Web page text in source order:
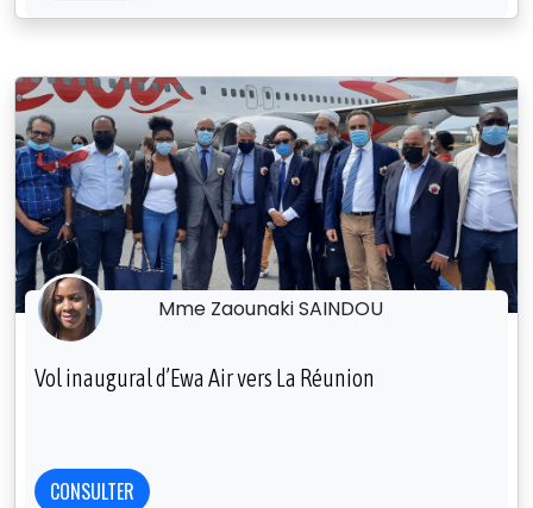
Mme Zaounaki SAINDOU
Vol inaugural d’Ewa Air vers La Réunion
CONSULTER